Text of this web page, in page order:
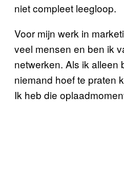
niet compleet leegloop.
Voor mijn werk in
veel mensen en ben ik
netwerken. Als ik alleen
niemand hoef te praten
Ik heb die